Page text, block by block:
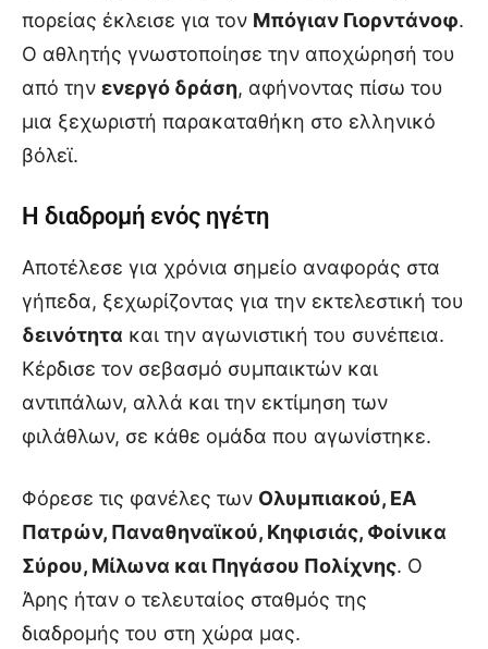
πορείας έκλεισε για τον Μπόγιαν Γιορντάνοφ.
Ο αθλητής γνωστοποίησε την αποχώρησή του
από την ενεργό δράση, αφήνοντας πίσω του
μια ξεχωριστή παρακαταθήκη στο ελληνικό
βόλεϊ.
Η διαδρομή ενός ηγέτη
Αποτέλεσε για χρόνια σημείο αναφοράς στα
γήπεδα, ξεχωρίζοντας για την εκτελεστική του
δεινότητα και την αγωνιστική του συνέπεια.
Κέρδισε τον σεβασμό συμπαικτών και
αντιπάλων, αλλά και την εκτίμηση των
φιλάθλων, σε κάθε ομάδα που αγωνίστηκε.
Φόρεσε τις φανέλες των Ολυμπιακού, ΕΑ
Πατρών, Παναθηναϊκού, Κηφισιάς, Φοίνικα
Σύρου, Μίλωνα και Πηγάσου Πολίχνης. Ο
Άρης ήταν ο τελευταίος σταθμός της
διαδρομής του στη χώρα μας.